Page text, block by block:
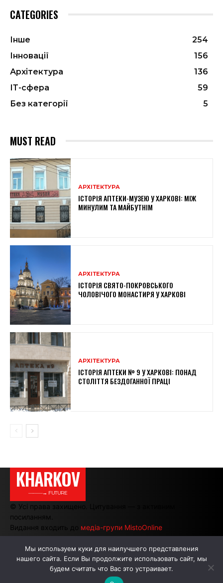
CATEGORIES
Інше
254
Інновації
156
Архітектура
136
ІТ-сфера
59
Без категорії
5
MUST READ
АРХІТЕКТУРА
ІСТОРІЯ АПТЕКИ-МУЗЕЮ У ХАРКОВІ: МІЖ
МИНУЛИМ ТА МАЙБУТНІМ
АРХІТЕКТУРА
ІСТОРІЯ СВЯТО-ПОКРОВСЬКОГО
ЧОЛОВІЧОГО МОНАСТИРЯ У ХАРКОВІ
АРХІТЕКТУРА
ІСТОРІЯ АПТЕКИ № 9 У ХАРКОВІ: ПОНАД
СТОЛІТТЯ БЕЗДОГАННОЇ ПРАЦІ
KHARKOV
———→ FUTURE
© Усі права захищено. Цитування — з активним
посиланням.
Видання входить до медіа-групи MistoOnline
АВТОРИ РЕКЛАМА НА САЙТІ
Мы используем куки для наилучшего представления
нашего сайта. Если Вы продолжите использовать сайт, мы
будем считать что Вас это устраивает.